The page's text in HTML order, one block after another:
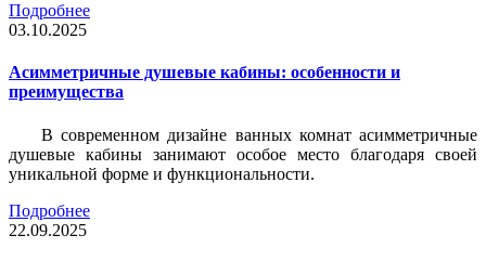
Подробнее
03.10.2025
Асимметричные душевые кабины: особенности и
преимущества
В современном дизайне ванных комнат асимметричные
душевые кабины занимают особое место благодаря своей
уникальной форме и функциональности.
Подробнее
22.09.2025